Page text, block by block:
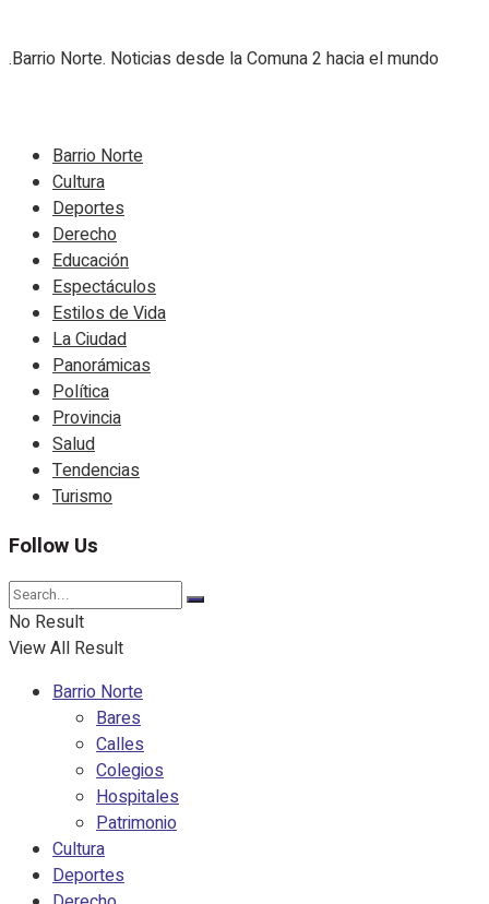
.Barrio Norte. Noticias desde la Comuna 2 hacia el mundo
Barrio Norte
Cultura
Deportes
Derecho
Educación
Espectáculos
Estilos de Vida
La Ciudad
Panorámicas
Política
Provincia
Salud
Tendencias
Turismo
Follow Us
No Result
View All Result
Barrio Norte
Bares
Calles
Colegios
Hospitales
Patrimonio
Cultura
Deportes